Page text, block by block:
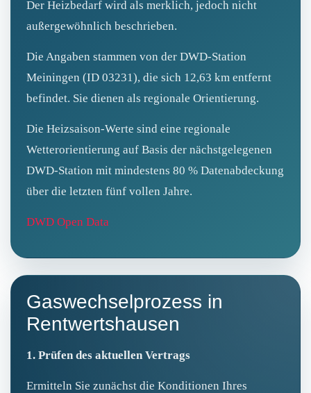
Der Heizbedarf wird als merklich, jedoch nicht
außergewöhnlich beschrieben.
Die Angaben stammen von der DWD-Station
Meiningen (ID 03231), die sich 12,63 km entfernt
befindet. Sie dienen als regionale Orientierung.
Die Heizsaison-Werte sind eine regionale
Wetterorientierung auf Basis der nächstgelegenen
DWD-Station mit mindestens 80 % Datenabdeckung
über die letzten fünf vollen Jahre.
DWD Open Data
Gaswechselprozess in
Rentwertshausen
1. Prüfen des aktuellen Vertrags
Ermitteln Sie zunächst die Konditionen Ihres